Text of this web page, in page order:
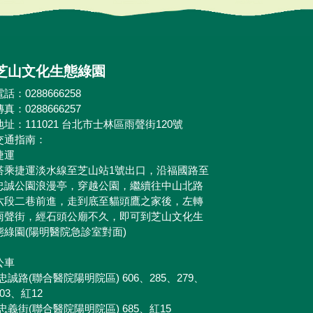
山文化生態綠園
話：0288666258
真：0288666257
址：111021 台北市士林區雨聲街120號
通指南：
運
乘捷運淡水線至芝山站1號出口，沿福國路至
誠公園浪漫亭，穿越公園，繼續往中山北路
段二巷前進，走到底至貓頭鷹之家後，左轉
聲街，經石頭公廟不久，即可到芝山文化生
綠園(陽明醫院急診室對面)
車
誠路(聯合醫院陽明院區) 606、285、279、
、紅12
義街(聯合醫院陽明院區) 685、紅15